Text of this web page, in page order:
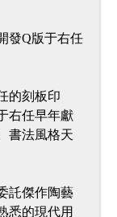
發Q版于右任
的刻板印
右任早年獻
書法風格天
託傑作陶藝
悉的現代用